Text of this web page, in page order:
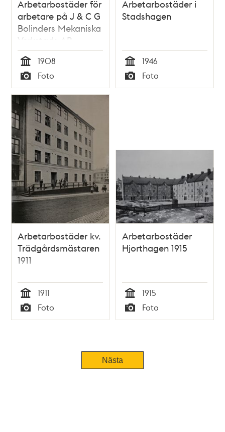
Arbetarbostäder för
arbetare på J & C G
Bolinders Mekaniska
Verkstads AB.
Tid
1908
Typ
Foto
Arbetarbostäder i
Stadshagen
Tid
1946
Typ
Foto
Arbetarbostäder kv.
Trädgårdsmästaren
1911
Tid
1911
Typ
Foto
Arbetarbostäder
Hjorthagen 1915
Tid
1915
Typ
Foto
Nästa